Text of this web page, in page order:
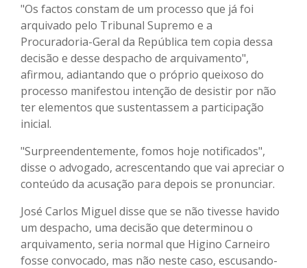
"Os factos constam de um processo que já foi
arquivado pelo Tribunal Supremo e a
Procuradoria-Geral da República tem copia dessa
decisão e desse despacho de arquivamento",
afirmou, adiantando que o próprio queixoso do
processo manifestou intenção de desistir por não
ter elementos que sustentassem a participação
inicial.
"Surpreendentemente, fomos hoje notificados",
disse o advogado, acrescentando que vai apreciar o
conteúdo da acusação para depois se pronunciar.
José Carlos Miguel disse que se não tivesse havido
um despacho, uma decisão que determinou o
arquivamento, seria normal que Higino Carneiro
fosse convocado, mas não neste caso, escusando-